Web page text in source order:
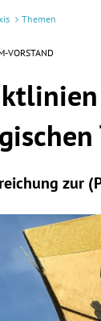
Themen
VORSTAND
zur